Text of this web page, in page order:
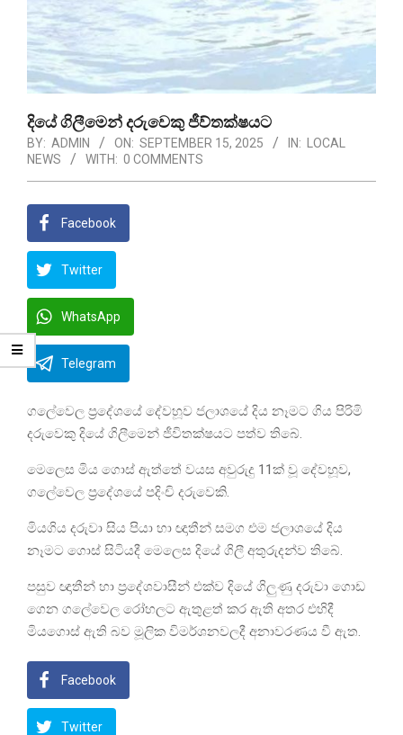
දියේ ගිලීමෙන් දරුවෙකු ජීව්තක්ෂයට
BY: ADMIN ON: SEPTEMBER 15, 2025 IN:
LOCAL
NEWS
WITH: 0 COMMENTS
Facebook
Twitter
WhatsApp
Telegram
ගලේවෙල ප්‍රදේශයේ දේවහූව ජලාශයේ දිය නෑමට ගිය පිරිමි
දරුවෙකු දියේ ගිලීමෙන් ජීවිතක්ෂයට පත්ව තිබේ.
මෙලෙස මිය ගොස් ඇත්තේ වයස අවුරුදු 11ක් වූ දේවහූව,
ගලේවෙල ප්‍රදේශයේ පදිංචි දරුවෙකි.
මියගිය දරුවා සිය පියා හා ඥාතීන් සමග එම ජලාශයේ දිය
නෑමට ගොස් සිටියදී මෙලෙස දියේ ගිලී අතුරුදන්ව තිබේ.
පසුව ඥාතීන් හා ප්‍රදේශවාසීන් එක්ව දියේ ගිලුණු දරුවා ගොඩ
ගෙන ගලේවෙල රෝහලට ඇතුළත් කර ඇති අතර එහිදී
මියගොස් ඇති බව මූලික විමර්ශනවලදී අනාවරණය වී ඇත.
Facebook
Twitter